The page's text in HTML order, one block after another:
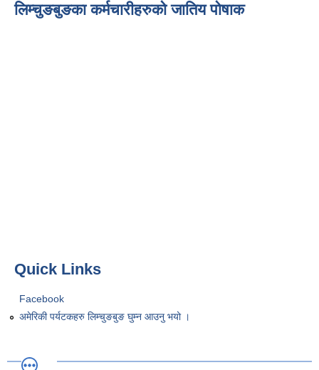
लिम्चुङबुङका कर्मचारीहरुको जातिय पोषाक
Quick Links
Facebook
अमेरिकी पर्यटकहरु लिम्चुङबुङ घुम्न आउनु भयो ।